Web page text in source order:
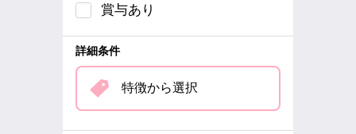
賞与あり
詳細条件
特徴から選択